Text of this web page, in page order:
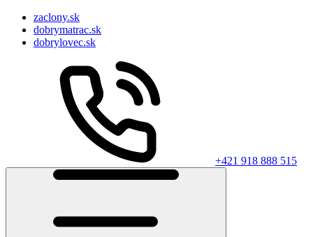
zaclony.sk
dobrymatrac.sk
dobrylovec.sk
+421 918 888 515